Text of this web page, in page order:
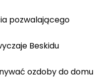
pozwalającego
Beskidu
ozdoby do domu